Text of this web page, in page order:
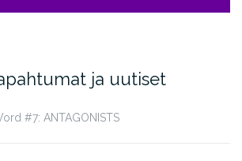
ja uutiset
#7: ANTAGONISTS